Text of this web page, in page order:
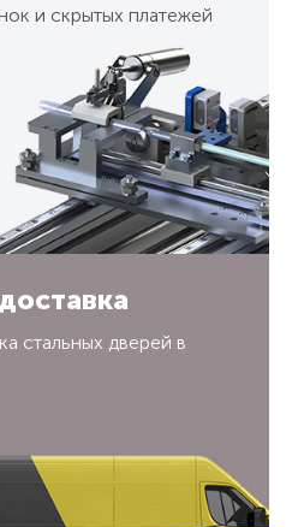
и скрытых платежей
стальных дверей в